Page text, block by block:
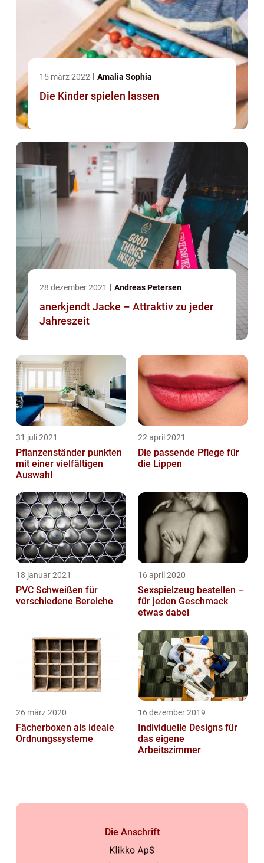
15 märz 2022 Amalia Sophia
Die Kinder spielen lassen
28 dezember 2021 Andreas Petersen
anerkjendt Jacke – Attraktiv zu jeder
Jahreszeit
31 juli 2021
Pflanzenständer punkten
mit einer vielfältigen
Auswahl
22 april 2021
Die passende Pflege für
die Lippen
18 januar 2021
PVC Schweißen für
verschiedene Bereiche
16 april 2020
Sexspielzeug bestellen –
für jeden Geschmack
etwas dabei
26 märz 2020
Fächerboxen als ideale
Ordnungssysteme
16 dezember 2019
Individuelle Designs für
das eigene
Arbeitszimmer
Die Anschrift